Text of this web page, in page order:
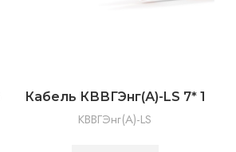
Кабель КВВГЭнг(А)-LS 7* 1
КВВГЭнг(А)-LS